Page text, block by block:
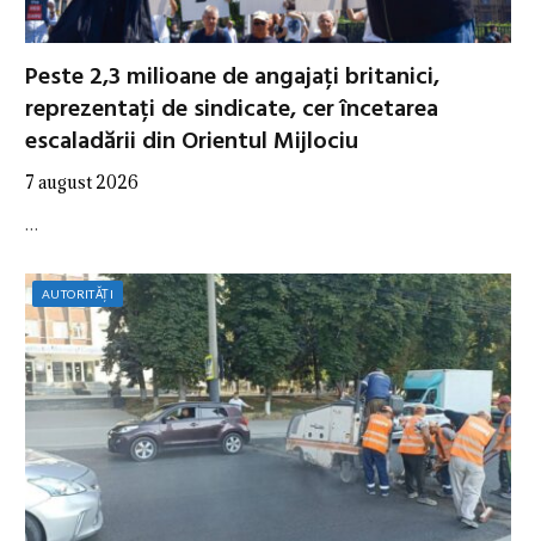
Peste 2,3 milioane de angajați britanici,
reprezentați de sindicate, cer încetarea
escaladării din Orientul Mijlociu
7 august 2026
…
AUTORITĂȚI